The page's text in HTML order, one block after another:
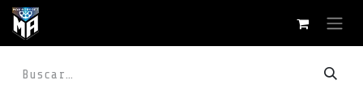
Ir al contenido